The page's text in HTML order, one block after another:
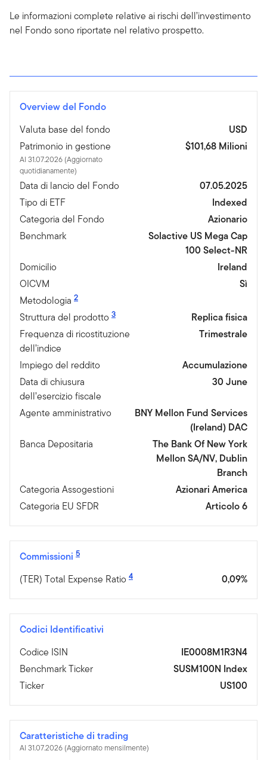
Le informazioni complete relative ai rischi dell’investimento
nel Fondo sono riportate nel relativo prospetto.
Overview del Fondo
Valuta base del fondo
USD
Patrimonio in gestione
Al 31.07.2026 (Aggiornato
quotidianamente)
$101,68 Milioni
Data di lancio del Fondo
07.05.2025
Tipo di ETF
Indexed
Categoria del Fondo
Azionario
Benchmark
Solactive US Mega Cap
100 Select-NR
Domicilio
Ireland
OICVM
Sì
Metodologia 2
Struttura del prodotto 3
Replica fisica
Frequenza di ricostituzione
dell’indice
Trimestrale
Impiego del reddito
Accumulazione
Data di chiusura
dell’esercizio fiscale
30 June
Agente amministrativo
BNY Mellon Fund Services
(Ireland) DAC
Banca Depositaria
The Bank Of New York
Mellon SA/NV, Dublin
Branch
Categoria Assogestioni
Azionari America
Categoria EU SFDR
Articolo 6
Commissioni 5
(TER) Total Expense Ratio 4 0,09%
Codici Identificativi
Codice ISIN
IE0008M1R3N4
Benchmark Ticker
SUSM100N Index
Ticker
US100
Caratteristiche di trading
Al 31.07.2026 (Aggiornato mensilmente)